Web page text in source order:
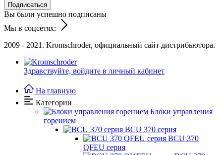
Подписаться
Вы были успешно подписаны
Мы в соцсетях:
2009 - 2021. Kromschroder, официальный сайт дистрибьютора.
Здравствуйте, войдите в личный кабинет
На главную
Категории
Блоки управления
горением
BCU 370 серия
BCU 370
QFEU серия